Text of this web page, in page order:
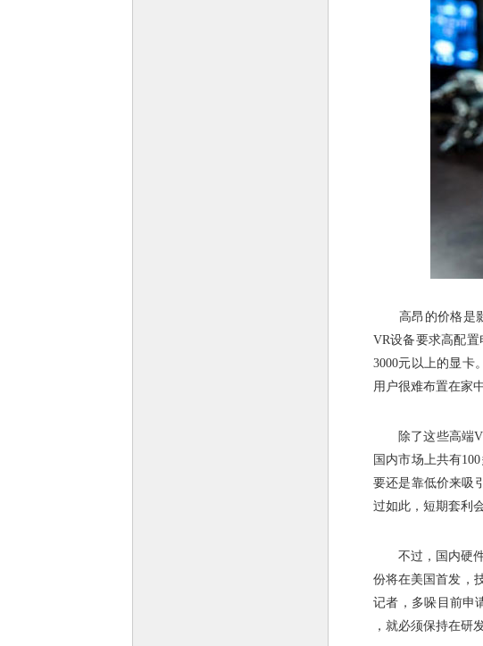
高昂的价格是影
VR设备要求高配
3000元以上的显卡
用户很难布置在家
除了这些高端VR
国内市场上共有
要还是靠低价来吸
过如此，短期套利
不过，国内硬件
份将在美国首发，
记者，多哚目前申
，就必须保持在研